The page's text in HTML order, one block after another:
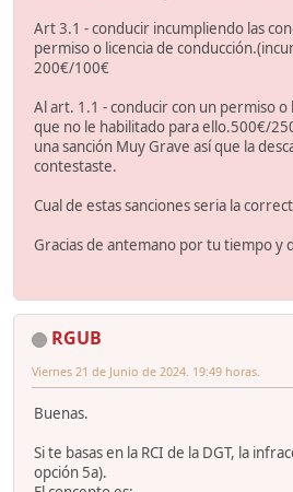
Art 3.1 - conducir incumpliendo las
permiso o licencia de
200€/100€
Al art. 1.1 - conducir con un permiso o
que no le habilitado para ello.500€/
una sanción Muy Grave así que la
contestaste.
Cual de estas sanciones seria la
Gracias de antemano por tu tiempo y
RGUB
Viernes 21 de Junio de 2024. 19:49 horas.
Buenas.
Si te basas en la RCI de la DGT, la
opción 5a).